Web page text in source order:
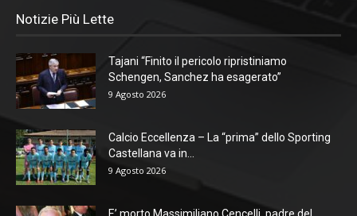
Notizie Più Lette
Tajani “Finito il pericolo ripristiniamo
Schengen, Sanchez ha esagerato”
9 Agosto 2026
Calcio Eccellenza – La “prima” dello Sporting
Castellana va in...
9 Agosto 2026